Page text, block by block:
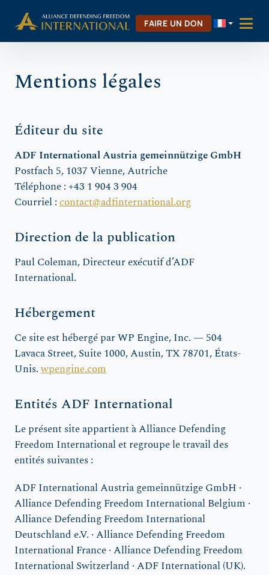
FAIRE UN DON
Mentions légales
Éditeur du site
ADF International Austria gemeinnützige GmbH
Postfach 5, 1037 Vienne, Autriche
Téléphone : +43 1 904 3 904
Courriel :contact@adfinternational.org
Direction de la publication
Paul Coleman, Directeur exécutif d’ADF
International.
Hébergement
Ce site est hébergé par WP Engine, Inc. — 504
Lavaca Street, Suite 1000, Austin, TX 78701, États-
Unis.wpengine.com
Entités ADF International
Le présent site appartient à Alliance Defending
Freedom International et regroupe le travail des
entités suivantes :
ADF International Austria gemeinnützige GmbH ·
Alliance Defending Freedom International Belgium ·
Alliance Defending Freedom International
Deutschland e.V. · Alliance Defending Freedom
International France · Alliance Defending Freedom
International Switzerland · ADF International (UK).